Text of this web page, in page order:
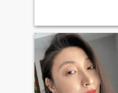
geluk en positieve energie
kunnen geven. Ik hou van het
leven, begrijp Engels en geef
de voorkeur aan reizen,
zingen, bakken, dansen,
lezen etc. Ik zal altijd
nieuwsgierig zijn en leren
over nieuwe dingen en
onbekende gebieden. Sinds